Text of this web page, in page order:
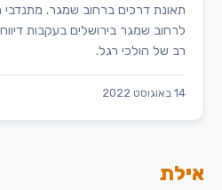
תאונת דרכים ברחוב שמגר. מתנדבי
לרחוב שמגר בירושלים בעקבות
רב של הולכי רגל.
14 באוגוסט 2022
אילת